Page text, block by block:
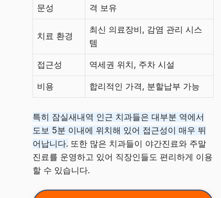
문성
격 보유
치료 환경
최신 의료장비, 감염 관리 시스
템
접근성 역세권 위치, 주차 시설
비용 합리적인 가격, 분할납부 가능
특히 잠실새내역 인근 치과들은 대부분 역에서
도보 5분 이내에 위치해 있어 접근성이 매우 뛰
어납니다. 또한 많은 치과들이 야간진료와 주말
진료를 운영하고 있어 직장인들도 편리하게 이용
할 수 있습니다.